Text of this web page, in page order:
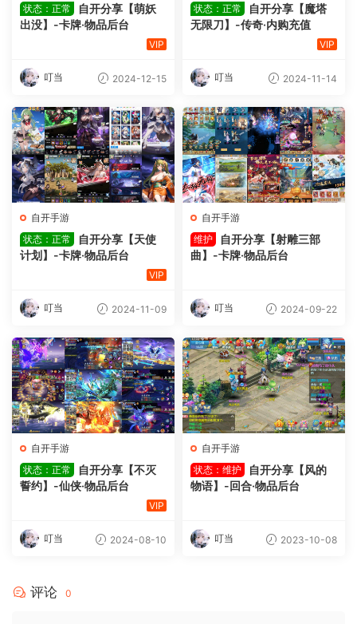
状态：正常
自开分享【萌妖
出没】-卡牌·物品后台
VIP
叮当 2024-12-15
状态：正常
自开分享【魔塔
无限刀】-传奇·内购充值
VIP
叮当 2024-11-14
自开手游
状态：正常
自开分享【天使
计划】-卡牌·物品后台
VIP
叮当 2024-11-09
自开手游
维护
自开分享【射雕三部
曲】-卡牌·物品后台
叮当 2024-09-22
自开手游
状态：正常
自开分享【不灭
誓约】-仙侠·物品后台
VIP
叮当 2024-08-10
自开手游
状态：维护
自开分享【风的
物语】-回合·物品后台
叮当 2023-10-08
评论 0